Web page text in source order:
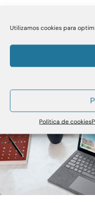
Utilizamos cookies para
Política de cookies